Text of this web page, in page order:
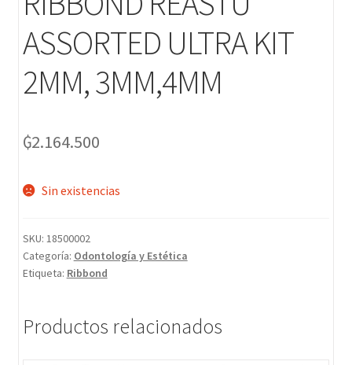
ASSORTED ULTRA KIT
2MM, 3MM,4MM
₲2.164.500
Sin existencias
SKU: 18500002
Categoría: Odontología y Estética
Etiqueta: Ribbond
Productos relacionados